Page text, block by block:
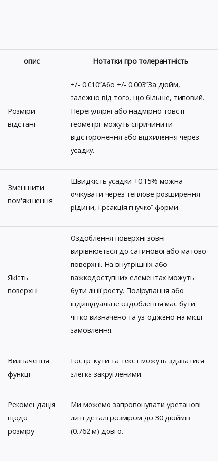
опис Нотатки про толерантність
Розміри
відстані
+/- 0.010”Або +/- 0.003”За дюйм,
залежно від того, що більше, типовий.
Нерегулярні або надмірно товсті
геометрії можуть спричинити
відсторонення або відхилення через
усадку.
Зменшити
пом'якшення
Швидкість усадки +0.15% можна
очікувати через теплове розширення
рідини, і реакція гнучкої форми.
Якість
поверхні
Оздоблення поверхні зовні
вирівнюється до сатинової або матової
поверхні. На внутрішніх або
важкодоступних елементах можуть
бути лінії росту. Полірування або
індивідуальне оздоблення має бути
чітко визначено та узгоджено на місці
замовлення.
Визначення
функції
Гострі кути та текст можуть здаватися
злегка закругленими.
Рекомендація
щодо
розміру
Ми можемо запропонувати уретанові
литі деталі розміром до 30 дюймів
(0.762 м) довго.